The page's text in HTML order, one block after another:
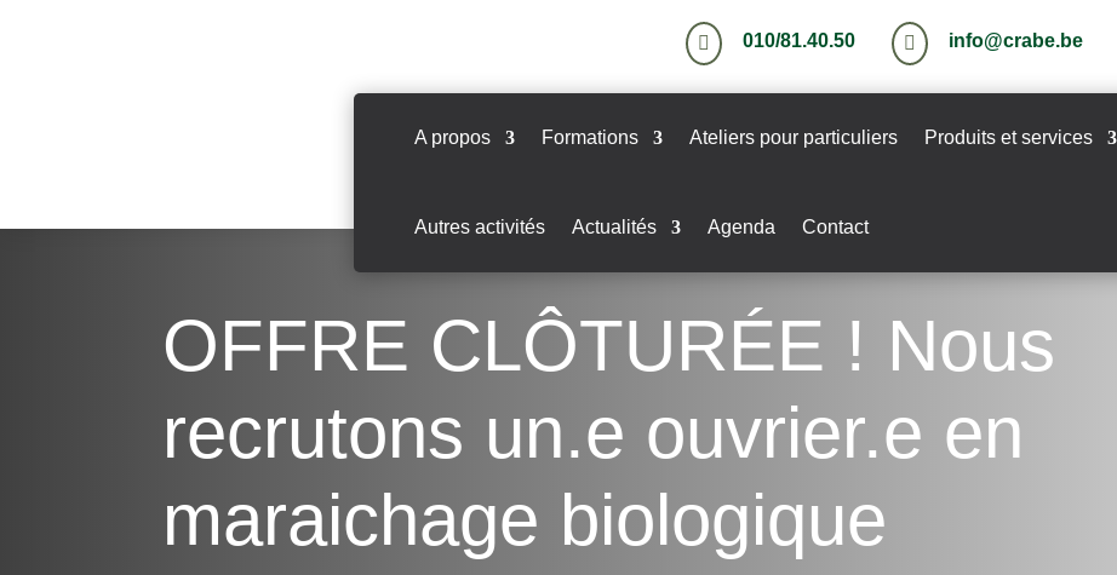
 010/81.40.50  info@crabe.be
A propos Formations Ateliers pour particuliers Produits et services
Autres activités Actualités Agenda Contact
OFFRE CLÔTURÉE ! Nous
recrutons un.e ouvrier.e en
maraichage biologique